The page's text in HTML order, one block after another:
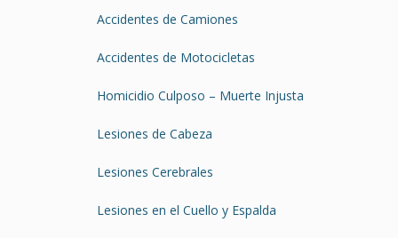
Accidentes de Camiones
Accidentes de Motocicletas
Homicidio Culposo – Muerte Injusta
Lesiones de Cabeza
Lesiones Cerebrales
Lesiones en el Cuello y Espalda